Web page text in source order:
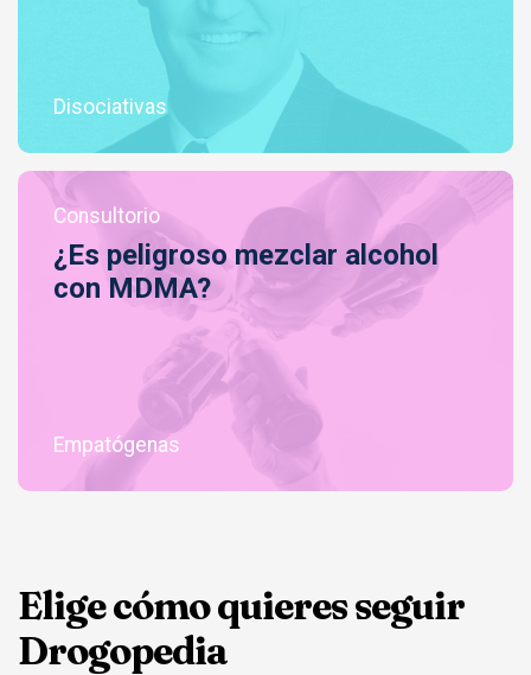
Disociativas
Consultorio
¿Es peligroso mezclar alcohol
con MDMA?
Empatógenas
Elige cómo quieres seguir
Drogopedia